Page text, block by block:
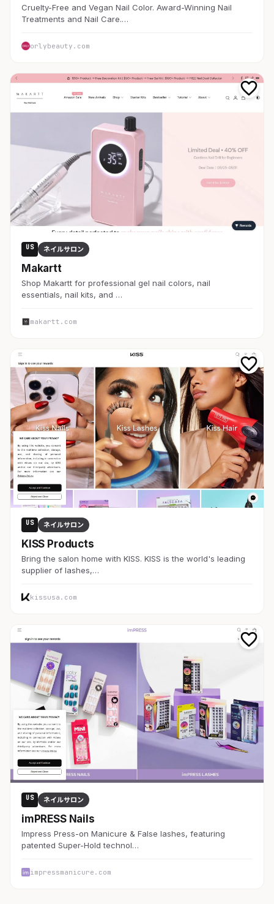
Cruelty-Free and Vegan Nail Color. Award-Winning Nail
Treatments and Nail Care.…
orlybeauty.com
US ネイルサロン
Makartt
Shop Makartt for professional gel nail colors, nail
essentials, nail kits, and …
makartt.com
US ネイルサロン
KISS Products
Bring the salon home with KISS. KISS is the world's leading
supplier of lashes,…
kissusa.com
US ネイルサロン
imPRESS Nails
Impress Press-on Manicure & False lashes, featuring
patented Super-Hold technol…
impressmanicure.com